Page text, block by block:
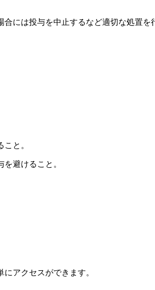
には投与を中止するなど適切な処置を
と。
避けること。
アクセスができます。